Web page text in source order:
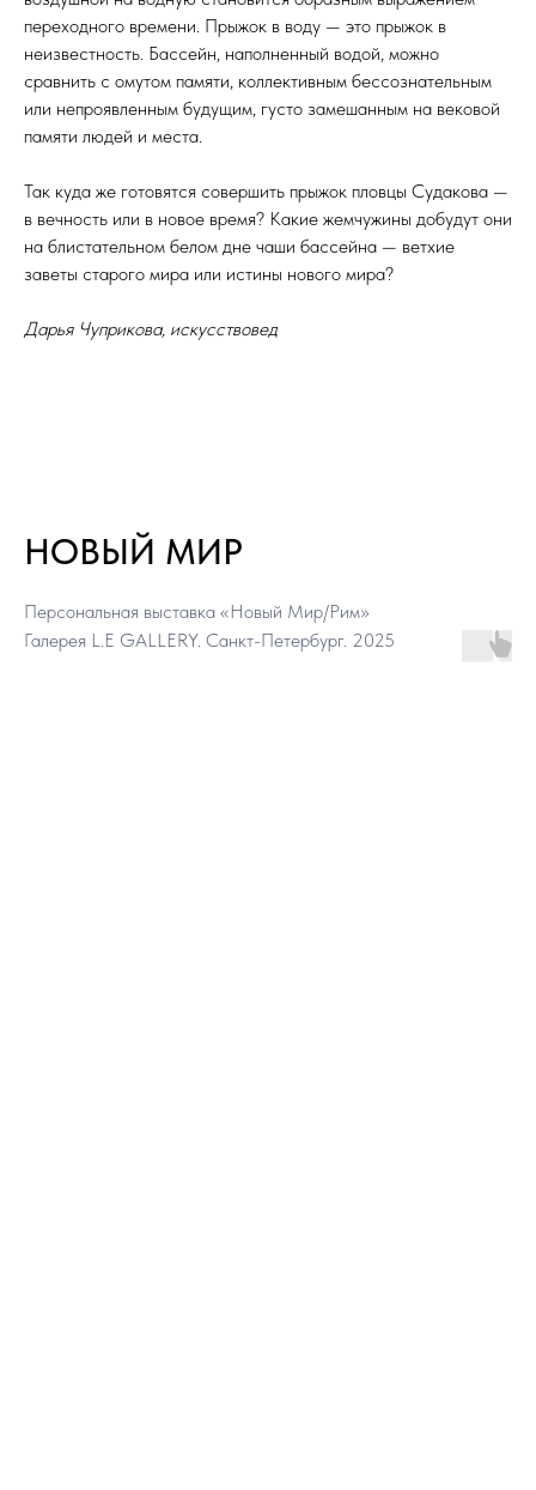
переходного времени. Прыжок в воду — это прыжок в
неизвестность. Бассейн, наполненный водой, можно
сравнить с омутом памяти, коллективным бессознательным
или непроявленным будущим, густо замешанным на вековой
памяти людей и места.
Так куда же готовятся совершить прыжок пловцы Судакова —
в вечность или в новое время? Какие жемчужины добудут они
на блистательном белом дне чаши бассейна — ветхие
заветы старого мира или истины нового мира?
Дарья Чуприкова, искусствовед
НОВЫЙ МИР
Персональная выставка «Новый Мир/Рим»
Галерея L.E GALLERY. Санкт-Петербург. 2025